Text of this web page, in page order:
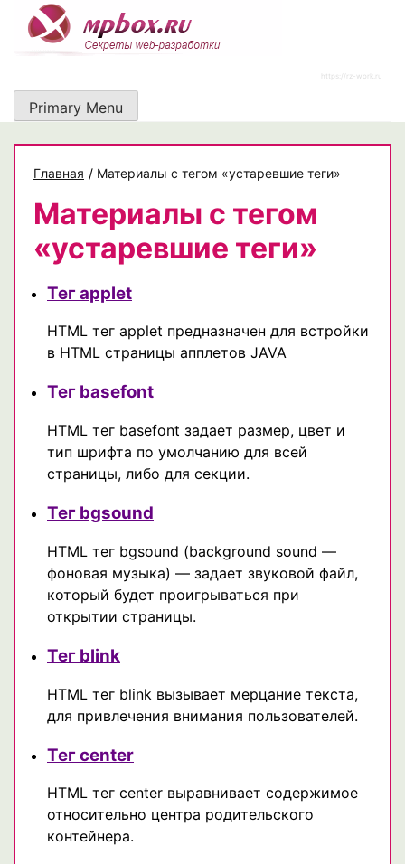
content
https://rz-work.ru
Primary Menu
Главная / Материалы с тегом «устаревшие теги»
Материалы с тегом
«устаревшие теги»
Тег applet
HTML тег applet предназначен для встройки
в HTML страницы апплетов JAVA
Тег basefont
HTML тег basefont задает размер, цвет и
тип шрифта по умолчанию для всей
страницы, либо для секции.
Тег bgsound
HTML тег bgsound (background sound —
фоновая музыка) — задает звуковой файл,
который будет проигрываться при
открытии страницы.
Тег blink
HTML тег blink вызывает мерцание текста,
для привлечения внимания пользователей.
Тег center
HTML тег center выравнивает содержимое
относительно центра родительского
контейнера.